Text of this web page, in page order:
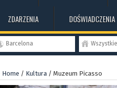
ZDARZENIA DOŚWIADCZENIA
Barcelona
Home / Kultura/ Muzeum Picasso